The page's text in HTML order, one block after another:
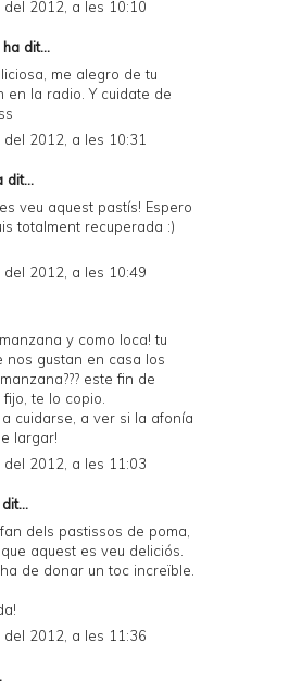
2012, a les 10:10
ha dit...
me alegro de tu
en la radio. Y cuidate de
2012, a les 10:31
dit...
veu aquest pastís! Espero
totalment recuperada :)
2012, a les 10:49
y como loca! tu
nos gustan en casa los
este fin de
te lo copio.
cuidarse, a ver si la afonía
largar!
2012, a les 11:03
dels pastissos de poma,
aquest es veu deliciós.
de donar un toc increïble.
2012, a les 11:36